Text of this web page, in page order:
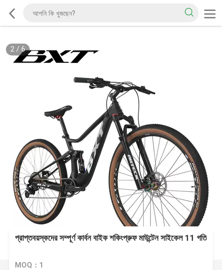
2/ 6
প্রাপ্তবয়স্কদের সম্পূর্ণ কার্বন বাইক শকিংপ্রুফ মাউন্টেন সাইকেল 11 গতি
MOQ：1